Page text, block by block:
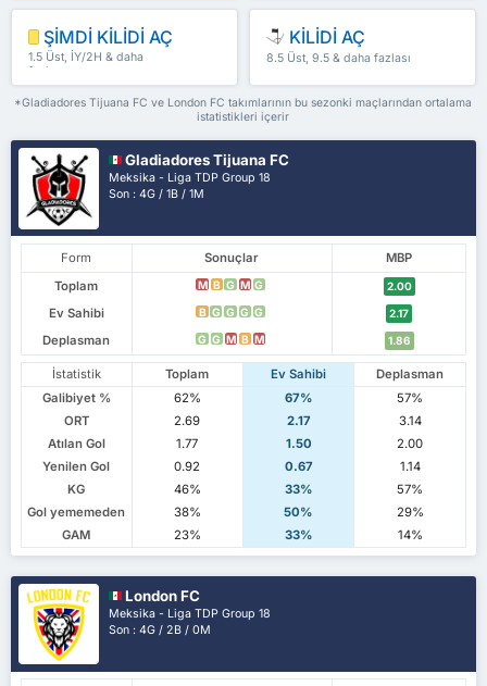
ŞİMDİ KİLİDİ AÇ
1.5 Üst, İY/2H & daha
fazlası
KİLİDİ AÇ
8.5 Üst, 9.5 & daha fazlası
*Gladiadores Tijuana FC ve London FC takımlarının bu sezonki maçlarından ortalama
istatistikleri içerir
Gladiadores Tijuana FC
Meksika - Liga TDP Group 18
Son : 4G / 1B / 1M
Form Sonuçlar
MBP
Toplam
M B G M G 2.00
Ev Sahibi B G G G G 2.17
Deplasman G G M B M 1.86
İstatistik Toplam Ev Sahibi
Deplasman
Galibiyet %
62% 67%
57%
ORT
2.69 2.17
3.14
Atılan Gol
1.77 1.50
2.00
Yenilen Gol
0.92 0.67
1.14
KG
46% 33%
57%
Gol yememeden
38% 50%
29%
GAM
23% 33% 14%
London FC
Meksika - Liga TDP Group 18
Son : 4G / 2B / 0M